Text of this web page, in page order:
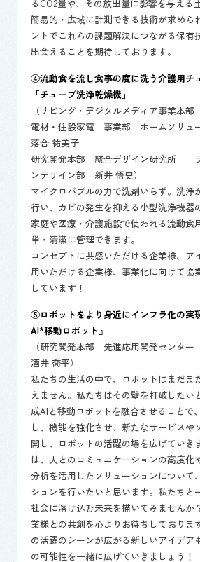
るCO2量や、その放出量に影響を与える
簡易的・広域に計測できる技術が求めら
ントでこれらの課題解決につながる保有
出会えることを期待しております。
④流動食を流し食事の度に洗う介護用チ
「チューブ洗浄乾燥機」
（リビング・デジタルメディア事業本部
電材・住設家電 事業部 ホームソリ
落合 祐美子
研究開発本部 統合デザイン研究所 ラ
ンデザイン部 新井 悟史）
マイクロバブルの力で洗剤いらず。洗浄
行い、カビの発生を抑える小型洗浄機器
家庭や医療・介護施設で使われる流動食
単・清潔に管理できます。
コンセプトに共感いただける企業様、ア
用いただける企業様、事業化に向けて協
しています！
⑤ロボットをより身近にインフラ化の実
AI*移動ロボット』
（研究開発本部 先進応用開発センタ
酒井 喬平）
私たちの生活の中で、ロボットはまだま
えません。私たちはその壁を打破したい
成AIと移動ロボットを融合させることで
し、機能を強化させ、新たなサービスや
開し、ロボットの活躍の場を広げていき
は、人とのコミュニケーションの高度化
分析を活用したソリューションについて
ションを行いたいと思います。私たちと
社会に溶け込む未来を描いてみませんか
業様との共創を心よりお待ちしておりま
の活躍のシーンが広がる新しいアイデア
の可能性を一緒に広げていきましょう！